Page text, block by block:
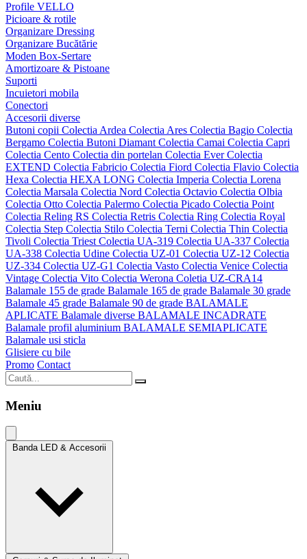
Profile VELLO
Picioare & rotile
Organizare Dressing
Organizare Bucătărie
Moden Box-Sertare
Amortizoare & Pistoane
Suporti
Incuietori mobila
Conectori
Accesorii diverse
Butoni copii Colectia Ardea Colectia Ares Colectia Bagio Colectia
Bergamo Colectia Butoni Diamant Colectia Camai Colectia Capri
Colectia Cento Colectia din portelan Colectia EverColectia
EXTEND Colectia Fabricio Colectia Fiord Colectia Flavio Colectia
Hexa Colectia HEXA LONG Colectia Imperia Colectia Lorena
Colectia Marsala Colectia Nord Colectia Octavio Colectia Olbia
Colectia Otto Colectia Palermo Colectia Picado Colectia Point
Colectia Reling RS Colectia Retris Colectia Ring Colectia Royal
Colectia Step Colectia Stilo Colectia Terni Colectia Thin Colectia
Tivoli Colectia Triest Colectia UA-319 Colectia UA-337 Colectia
UA-338 Colectia Udine Colectia UZ-01 Colectia UZ-12 Colectia
UZ-334 Colectia UZ-G1 Colectia Vasto Colectia Venice Colectia
Vintage Colectia Vito Colectia Werona Coletia UZ-CRA14
Balamale 155 de grade Balamale 165 de grade Balamale 30 grade
Balamale 45 grade Balamale 90 de grade BALAMALE
APLICATE Balamale diverse BALAMALE INCADRATE
Balamale profil aluminium BALAMALE SEMIAPLICATE
Balamale usi sticla
Glisiere cu bile
Promo Contact
Meniu
Banda LED & Accesorii